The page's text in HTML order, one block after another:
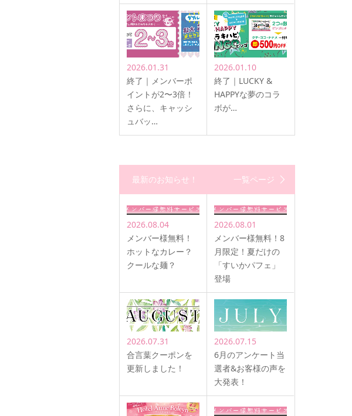
2026.01.31
終了｜メンバーポ
イントが2〜3倍！
さらに、キャッシ
ュバッ…
2026.01.10
終了｜LUCKY &
HAPPYな夢のコラ
ボが…
最新のお知らせ！ 一覧ページ
2026.08.04
メンバー様無料！
ホットなカレー？
クールな麺？
2026.08.01
メンバー様無料！8
月限定！夏だけの
「すいかパフェ」
登場
2026.07.31
合言葉クーポンを
更新しました！
2026.07.15
6月のアンケート当
選者&お客様の声を
大発表！